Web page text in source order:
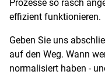
Prozesse so rasch
effizient funktionieren.
Geben Sie uns
auf den Weg. Wann
normalisiert haben -